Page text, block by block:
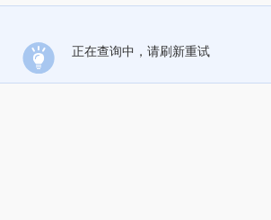
正在查询中，请刷新重试